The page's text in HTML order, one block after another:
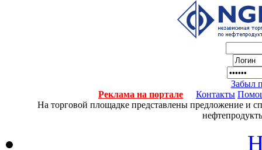
Забыл
Реклама на портале
Контакты
На торговой площадке представлены предложение и